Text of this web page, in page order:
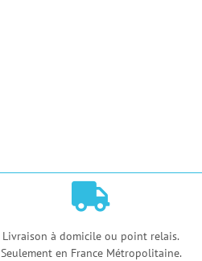

Livraison à domicile ou point relais.
Seulement en France Métropolitaine.